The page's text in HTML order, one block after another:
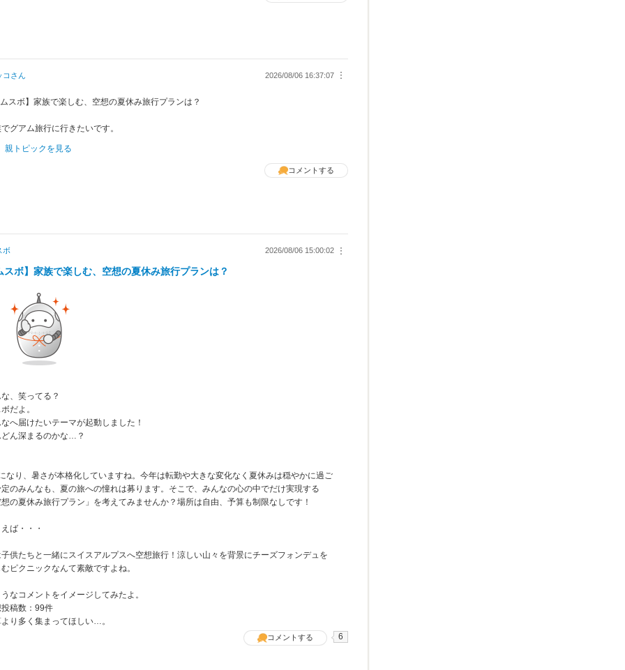
コ さん ︙
2026/08/06 16:37:07
スボ】家族で楽しむ、空想の夏休み旅行プランは？
グアム旅行に行きたいです。
親トピックを見る
コメントする
ボ ︙
2026/08/06 15:00:02
スボ】家族で楽しむ、空想の夏休み旅行プランは？
、笑ってる？
だよ。
へ届けたいテーマが起動しました！
どん深まるのかな…？
なり、暑さが本格化していますね。今年は転勤や大きな変化なく夏休みは穏やかに過ご
のみんなも、夏の旅への憧れは募ります。そこで、みんなの心の中でだけ実現する
想の夏休み旅行プラン」を考えてみませんか？場所は自由、予算も制限なしです！
ば・・・
供たちと一緒にスイスアルプスへ空想旅行！涼しい山々を背景にチーズフォンデュを
ピクニックなんて素敵ですよね。
なコメントをイメージしてみたよ。
稿数：99件
り多く集まってほしい…。
コメントする 6